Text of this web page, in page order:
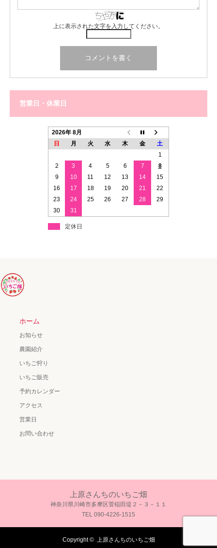
上に表示された文字を入力してください。
営業日・休業日
2026年 8月
日
月 火 水 木 金
土
1
2
3 4 5 6 7
8
9
10 11 12 13 14
15
16
17 18 19 20 21
22
23
24 25 26 27 28
29
30
31
定休日
ホーム
お知らせ
農園紹介
いちご狩り
いちご販売
予約カレンダー
アクセス
営業日
お問い合わせ
上原さんちのいちご畑
神奈川県川崎市多摩区菅稲田堤２－３－１１
TEL 090-4226-1515
Copyright © 上原さんちのいちご畑